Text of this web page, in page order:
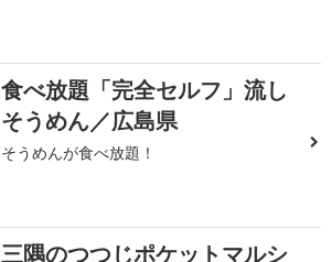
食べ放題「完全セルフ」流し
そうめん／広島県
そうめんが食べ放題！
三隅のつつじポケットマルシ